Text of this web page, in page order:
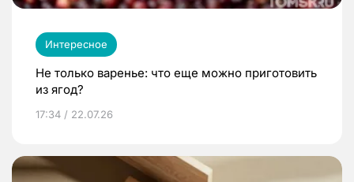
Интересное
Не только варенье: что еще можно приготовить
из ягод?
17:34 / 22.07.26